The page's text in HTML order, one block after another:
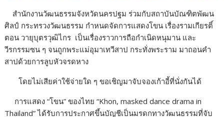
สำนักงานวัฒนธรรมจังหวัดนครปฐม ร่วมกับสถาบันบัณฑิตพัฒน
ศิลป์ กระทรวงวัฒนธรรม กำหนดจัดการแสดงโขน เรื่องรามเกียรติ์
ตอน วายุบุตรวุฒิไกร เป็นเรื่องราวการถือกำเนิดหนุมาน และ
วีรกรรมซน ๆ จนถูกพระแม่อุมาเทวีสาป กระทั่งพระราม มาถอนคำ
สาปด้วยการลูบหัวจรดหาง
โดยไม่เสียค่าใช้จ่ายใด ๆ ขอเชิญมาจับจองเก้าอี้ที่นั่งกันได้
การแสดง “โขน” ของไทย “Khon, masked dance drama in
Thailand” ได้รับการประกาศขึ้นบัญชีเป็นมรดกทางวัฒนธรรมที่จับ